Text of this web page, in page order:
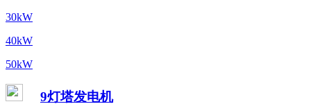
30kW
40kW
50kW
9灯塔发电机